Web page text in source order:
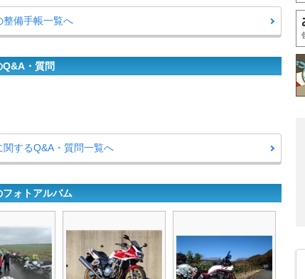
整備手帳一覧へ
・質問
するQ&A・質問一覧へ
ォトアルバム